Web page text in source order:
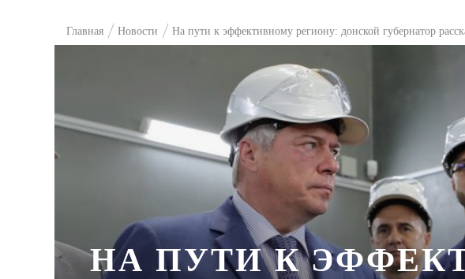
Главная Новости На пути к эффективному региону: донской губернатор
НА ПУТИ К